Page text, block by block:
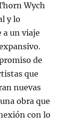
Wych
y lo
un viaje
de
que
nuevas
obra que
con lo